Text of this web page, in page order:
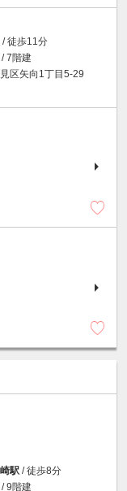
/ 徒歩11分
7階建
区矢向1丁目5-29
駅 / 徒歩8分
9階建